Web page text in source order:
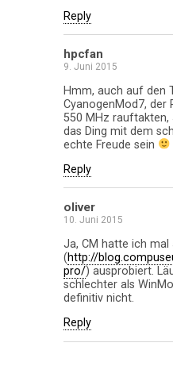
Reply
hpcfan
9. Juni 2015
Hmm, auch auf den
CyanogenMod7,
550 MHz
das Ding mit dem
echte Freude sein
Reply
oliver
10. Juni 2015
Ja, CM hatte ich
(http://
pro/) ausprobiert.
schlechter als
definitiv nicht.
Reply